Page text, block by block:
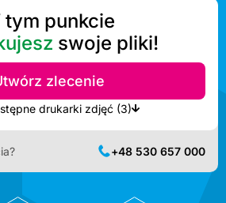
tym punkcie
swoje pliki!
zlecenie
Pokaż najbliższe dostępne drukarki zdjęć (3)
+48 530 657 000